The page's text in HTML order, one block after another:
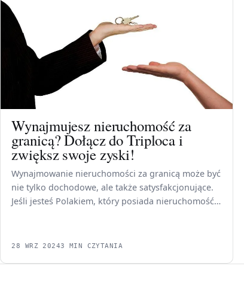
Wynajmujesz nieruchomość za
granicą? Dołącz do Triploca i
zwiększ swoje zyski!
Wynajmowanie nieruchomości za granicą może być
nie tylko dochodowe, ale także satysfakcjonujące.
Jeśli jesteś Polakiem, który posiada nieruchomość…
28 WRZ 20243 MIN CZYTANIA